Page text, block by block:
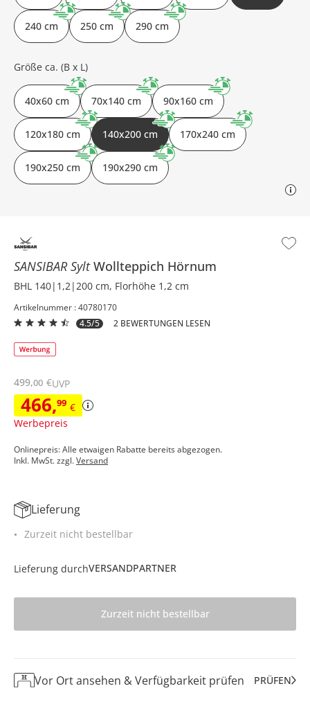
SANSIBAR SyltWollteppich Hörnum
BHL 140|1,2|200 cm, Florhöhe 1,2 cm
Artikelnummer : 40780170
4.5/5
2 BEWERTUNGEN LESEN
466,99 €
Werbepreis
499,00 €UVP
Onlinepreis: Alle etwaigen Rabatte bereits abgezogen.
Inkl. MwSt. zzgl.Versand
240 cm 250 cm 290 cm
Größe ca. (B x L)
40x60 cm 70x140 cm 90x160 cm
120x180 cm 140x200 cm 170x240 cm
190x250 cm 190x290 cm
Lieferung
Zurzeit nicht bestellbar
Lieferung durchVERSANDPARTNER
Zurzeit nicht bestellbar
Vor Ort ansehen & Verfügbarkeit prüfen PRÜFEN